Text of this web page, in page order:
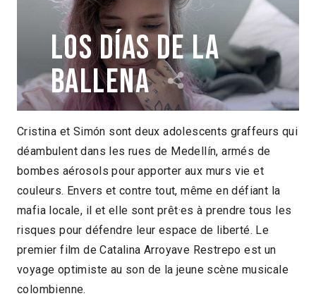
Los Días de la
ballena
Catalina Arroyave Restrepo Colombie
2019
2023 > Focus : Cinéma colombien
contemporain
Cristina et Simón sont deux adolescents graffeurs qui
déambulent dans les rues de Medellín, armés de
bombes aérosols pour apporter aux murs vie et
couleurs. Envers et contre tout, même en défiant la
mafia locale, il et elle sont prêt·es à prendre tous les
risques pour défendre leur espace de liberté. Le
premier film de Catalina Arroyave Restrepo est un
voyage optimiste au son de la jeune scène musicale
colombienne.